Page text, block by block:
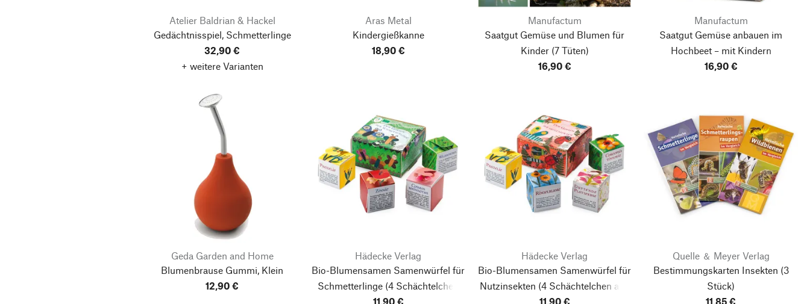
Atelier Baldrian & Hackel
Gedächtnisspiel, Schmetterlinge
32,90 €
+ weitere Varianten
Aras Metal
Kindergießkanne
18,90 €
Manufactum
Saatgut Gemüse und Blumen für
Kinder(7 Tüten)
16,90 €
Manufactum
Saatgut Gemüse anbauen im
Hochbeet – mit Kindern
16,90 €
Geda Garden and Home
Blumenbrause Gummi, Klein
12,90 €
Hädecke Verlag
Bio-Blumensamen Samenwürfel für
Schmetterlinge (4 Schächtelchen
aus Pappe in 1 Umverpackung)
11,90 €
Hädecke Verlag
Bio-Blumensamen Samenwürfel für
Nutzinsekten (4 Schächtelchen aus
Pappe in 1 Umverpackung)
11,90 €
Quelle ＆ Meyer Verlag
Bestimmungskarten Insekten (3
Stück)
11,85 €